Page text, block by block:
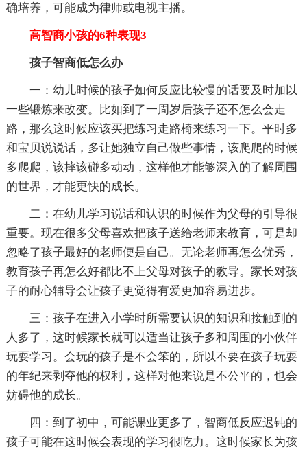
确培养，可能成为律师或电视主播。
高智商小孩的6种表现3
孩子智商低怎么办
一：幼儿时候的孩子如何反应比较慢的话要及时加以
一些锻炼来改变。比如到了一周岁后孩子还不怎么会走
路，那么这时候应该买把练习走路椅来练习一下。平时多
和宝贝说说话，多让她独立自己做些事情，该爬爬的时候
多爬爬，该摔该碰多动动，这样他才能够深入的了解周围
的世界，才能更快的成长。
二：在幼儿学习说话和认识的时候作为父母的引导很
重要。现在很多父母喜欢把孩子送给老师来教育，可是却
忽略了孩子最好的老师便是自己。无论老师再怎么优秀，
教育孩子再怎么好都比不上父母对孩子的教导。家长对孩
子的耐心辅导会让孩子更觉得有爱更加容易进步。
三：孩子在进入小学时所需要认识的知识和接触到的
人多了，这时候家长就可以适当让孩子多和周围的小伙伴
玩耍学习。会玩的孩子是不会笨的，所以不要在孩子玩耍
的年纪来剥夺他的权利，这样对他来说是不公平的，也会
妨碍他的成长。
四：到了初中，可能课业更多了，智商低反应迟钝的
孩子可能在这时候会表现的学习很吃力。这时候家长为孩